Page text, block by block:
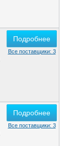
Подробнее
Все поставщики: 3
Подробнее
Все поставщики: 3